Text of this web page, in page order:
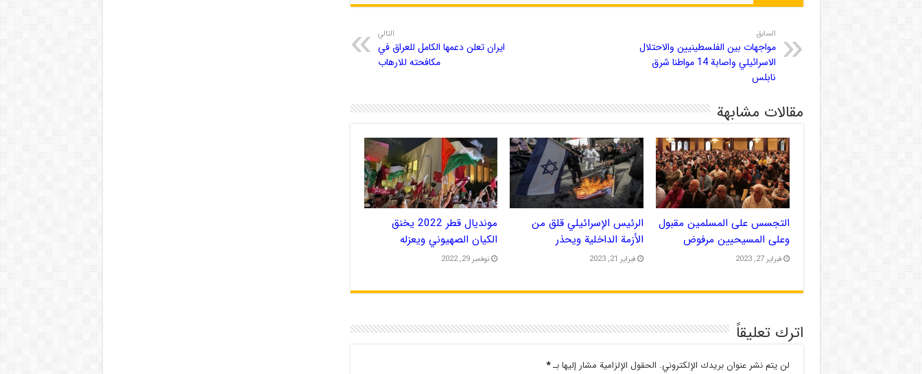
السابق
مواجهات بين الفلسطينيين والاحتلال
الاسرائيلي واصابة 14 مواطنا شرق
نابلس
التالي
ايران تعلن دعمها الكامل للعراق في
مكافحته للارهاب
مقالات مشابهة
التجسس على المسلمين مقبول
وعلى المسيحيين مرفوض
فبراير 27, 2023
الرئيس الإسرائيلي قلق من
الأزمة الداخلية ويحذر
فبراير 21, 2023
مونديال قطر 2022 يخنق
الكيان الصهيوني ويعزله
نوفمبر 29, 2022
اترك تعليقاً
لن يتم نشر عنوان بريدك الإلكتروني. الحقول الإلزامية مشار إليها بـ*